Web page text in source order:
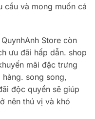
cầu và mong muốn cá
Store còn
ưu đãi hấp dẫn. shop
mãi đặc trưng
song song,
độc quyền sẽ giúp
nên thú vị và khó